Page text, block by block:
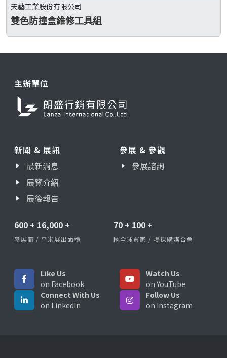
天藝工業股份有限公司
雙色防撞盒維修工具組
主辦單位
新聞 & 展訊
最新消息
展覽介紹
展後報告
參展 & 參觀
參展諮詢
600 + 16,000 +
參展商 / 平米展出面積
70 + 100 +
國全球買家 / 場採購媒合會
Like Us
on Facebook
Watch Us
on YouTube
Connect With Us
on LinkedIn
Follow Us
on Instagram